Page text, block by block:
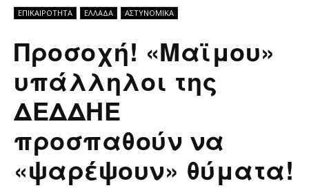
ΕΠΙΚΑΙΡΟΤΗΤΑ ΕΛΛΆΔΑ ΑΣΤΥΝΟΜΙΚΆ
Προσοχή! «Μαϊμου»
υπάλληλοι της
ΔΕΔΔΗΕ
προσπαθούν να
«ψαρέψουν» θύματα!